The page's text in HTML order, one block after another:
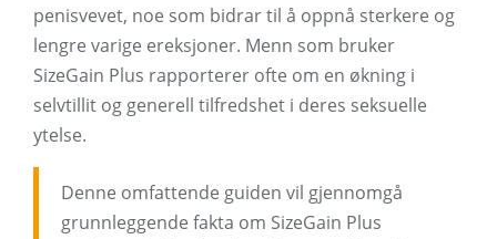
penisvevet, noe som bidrar til å oppnå sterkere og
lengre varige ereksjoner. Menn som bruker
SizeGain Plus rapporterer ofte om en økning i
selvtillit og generell tilfredshet i deres seksuelle
ytelse.
Denne omfattende guiden vil gjennomgå
grunnleggende fakta om SizeGain Plus